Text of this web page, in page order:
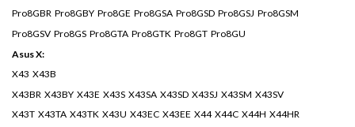
Pro8GBR Pro8GBY Pro8GE Pro8GSA Pro8GSD Pro8GSJ Pro8GSM
Pro8GSV Pro8GS Pro8GTA Pro8GTK Pro8GT Pro8GU
Asus X:
X43 X43B
X43BR X43BY X43E X43S X43SA X43SD X43SJ X43SM X43SV
X43T X43TA X43TK X43U X43EC X43EE X44 X44C X44H X44HR